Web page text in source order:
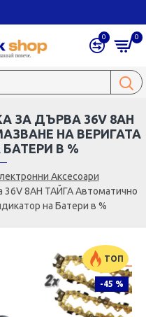
0 0
Аксесоари
36V 8AH ТАЙГА Автоматично
на Батери в %
ЗА ДЪРВА 36V 8AH
НА ВЕРИГАТА
В %
ТОП
-45 %